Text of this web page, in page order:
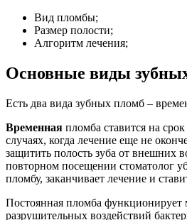
Вид пломбы;
Размер полости;
Алгоритм лечения;
Основные виды
Есть два вида зубных пломб –
Временная пломба ставится на
случаях, когда лечение еще не
защитить полость зуба от внешних
повторном посещении стоматолог
пломбу, заканчивает лечение и
Постоянная пломба функционирует
разрушительных воздействий